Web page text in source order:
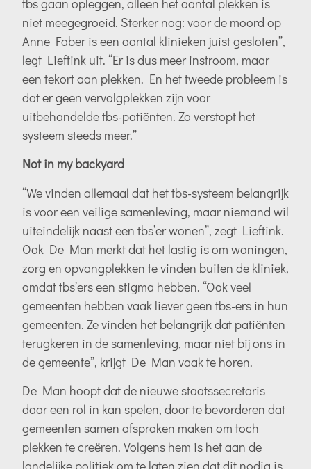
tbs gaan opleggen, alleen het aantal plekken is
niet meegegroeid. Sterker nog: voor de moord op
Anne Faber is een aantal klinieken juist gesloten”,
legt Lieftink uit. “Er is dus meer instroom, maar
een tekort aan plekken. En het tweede probleem is
dat er geen vervolgplekken zijn voor
uitbehandelde tbs-patiënten. Zo verstopt het
systeem steeds meer.”
Not in my backyard
“We vinden allemaal dat het tbs-systeem belangrijk
is voor een veilige samenleving, maar niemand wil
uiteindelijk naast een tbs’er wonen”, zegt Lieftink.
Ook De Man merkt dat het lastig is om woningen,
zorg en opvangplekken te vinden buiten de kliniek,
omdat tbs’ers een stigma hebben. “Ook veel
gemeenten hebben vaak liever geen tbs-ers in hun
gemeenten. Ze vinden het belangrijk dat patiënten
terugkeren in de samenleving, maar niet bij ons in
de gemeente”, krijgt De Man vaak te horen.
De Man hoopt dat de nieuwe staatssecretaris
daar een rol in kan spelen, door te bevorderen dat
gemeenten samen afspraken maken om toch
plekken te creëren. Volgens hem is het aan de
landelijke politiek om te laten zien dat dit nodig is